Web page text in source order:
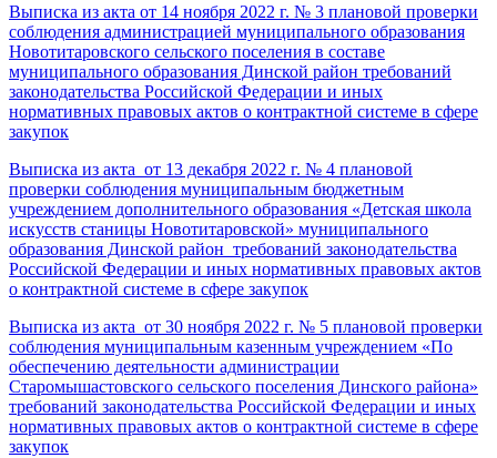
Выписка из акта от 14 ноября 2022 г. № 3 плановой проверки
соблюдения администрацией муниципального образования
Новотитаровского сельского поселения в составе
муниципального образования Динской район требований
законодательства Российской Федерации и иных
нормативных правовых актов о контрактной системе в сфере
закупок
Выписка из акта от 13 декабря 2022 г. № 4 плановой
проверки соблюдения муниципальным бюджетным
учреждением дополнительного образования «Детская школа
искусств станицы Новотитаровской» муниципального
образования Динской район требований законодательства
Российской Федерации и иных нормативных правовых актов
о контрактной системе в сфере закупок
Выписка из акта от 30 ноября 2022 г. № 5 плановой проверки
соблюдения муниципальным казенным учреждением «По
обеспечению деятельности администрации
Старомышастовского сельского поселения Динского района»
требований законодательства Российской Федерации и иных
нормативных правовых актов о контрактной системе в сфере
закупок